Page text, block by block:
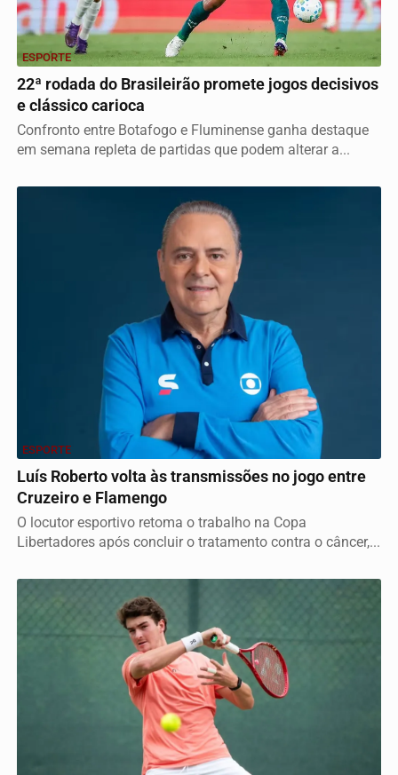
ESPORTE
22ª rodada do Brasileirão promete jogos decisivos
e clássico carioca
Confronto entre Botafogo e Fluminense ganha destaque
em semana repleta de partidas que podem alterar a...
ESPORTE
Luís Roberto volta às transmissões no jogo entre
Cruzeiro e Flamengo
O locutor esportivo retoma o trabalho na Copa
Libertadores após concluir o tratamento contra o câncer,...